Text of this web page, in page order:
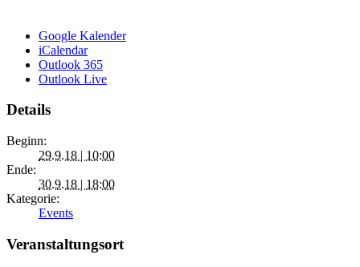
Google Kalender
iCalendar
Outlook 365
Outlook Live
Details
Beginn:
29.9.18 | 10:00
Ende:
30.9.18 | 18:00
Kategorie:
Events
Veranstaltungsort